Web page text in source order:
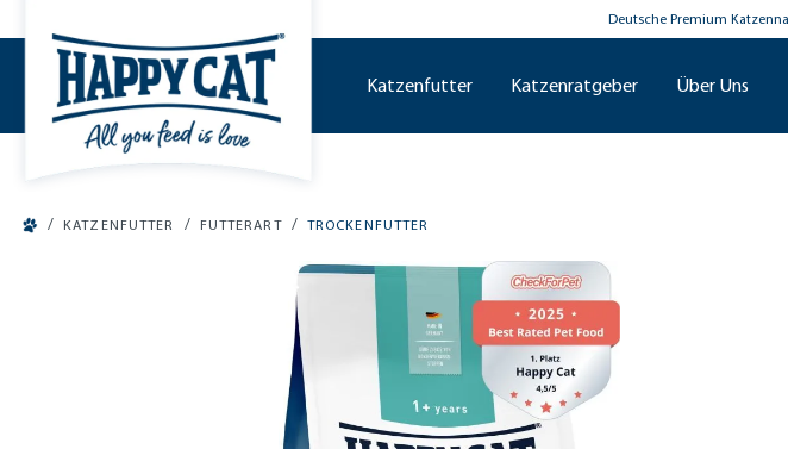
Deutsche Premium
Katzenfutter Katzenratgeber Über Uns
/ KATZENFUTTER / FUTTERART / TROCKENFUTTER